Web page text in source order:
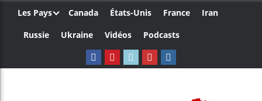
Les Pays Canada États-Unis France
Iran
Russie
Ukraine Vidéos Podcasts